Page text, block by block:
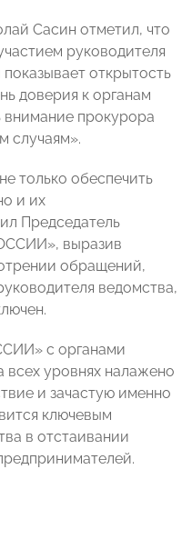
Сасин отметил, что
руководителя
открытость
доверия к органам
внимание прокурора
случаям».
только обеспечить
и их
Председатель
выразив
обращений,
ведомства,
с органами
всех уровнях налажено
и зачастую именно
ключевым
в отстаивании